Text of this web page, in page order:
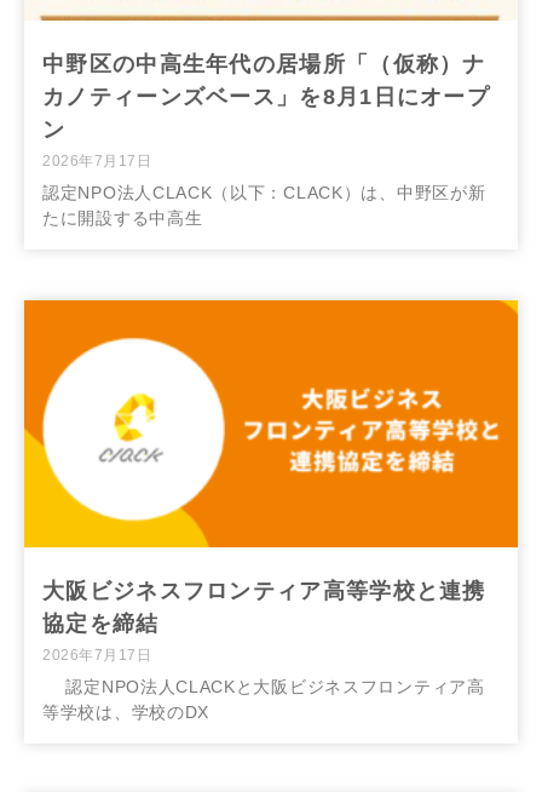
中野区の中高生年代の居場所「（仮称）ナ
カノティーンズベース」を8月1日にオープ
ン
2026年7月17日
認定NPO法人CLACK（以下：CLACK）は、中野区が新
たに開設する中高生
大阪ビジネスフロンティア高等学校と連携
協定を締結
2026年7月17日
認定NPO法人CLACKと大阪ビジネスフロンティア高
等学校は、学校のDX